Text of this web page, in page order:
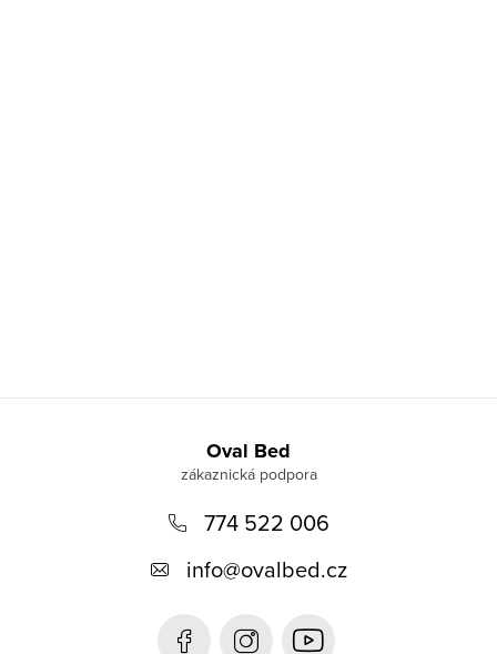
Oval Bed
774 522 006
info@ovalbed.cz